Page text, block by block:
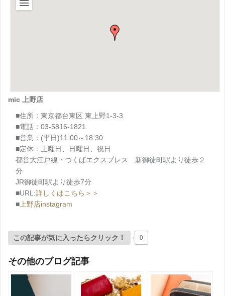
mic 上野店
■住所：東京都台東区 東上野1-3-3
■電話：03-5816-1821
■営業：(平日)11:00～18:30
■定休：土曜日、日曜日、祝日
都営大江戸線・つくばエクスプレス 新御徒町駅より徒歩２
分
JR御徒町駅より徒歩7分
■URL:詳しくはこちら＞＞
■上野店instagram
この記事が気に入ったらクリック！ 0
その他のブログ記事